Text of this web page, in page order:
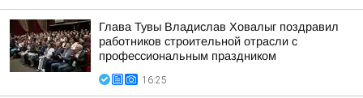
Глава Тувы Владислав Ховалыг поздравил
работников строительной отрасли с
профессиональным праздником
16:25